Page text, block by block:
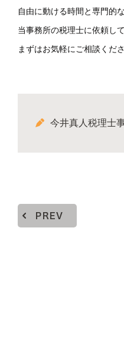
自由に動ける時間と専門的
当事務所の税理士に依頼し
まずはお気軽にご相談くださ
今井真人税理士
PREV